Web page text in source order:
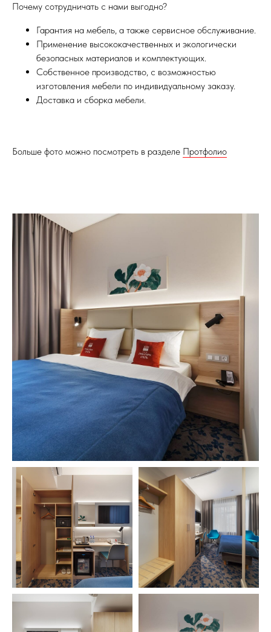
Почему сотрудничать с нами выгодно?
Гарантия на мебель, а также сервисное обслуживание.
Применение высококачественных и экологически
безопасных материалов и комплектующих.
Собственное производство, с возможностью
изготовления мебели по индивидуальному заказу.
Доставка и сборка мебели.
Больше фото можно посмотреть в разделе Протфолио